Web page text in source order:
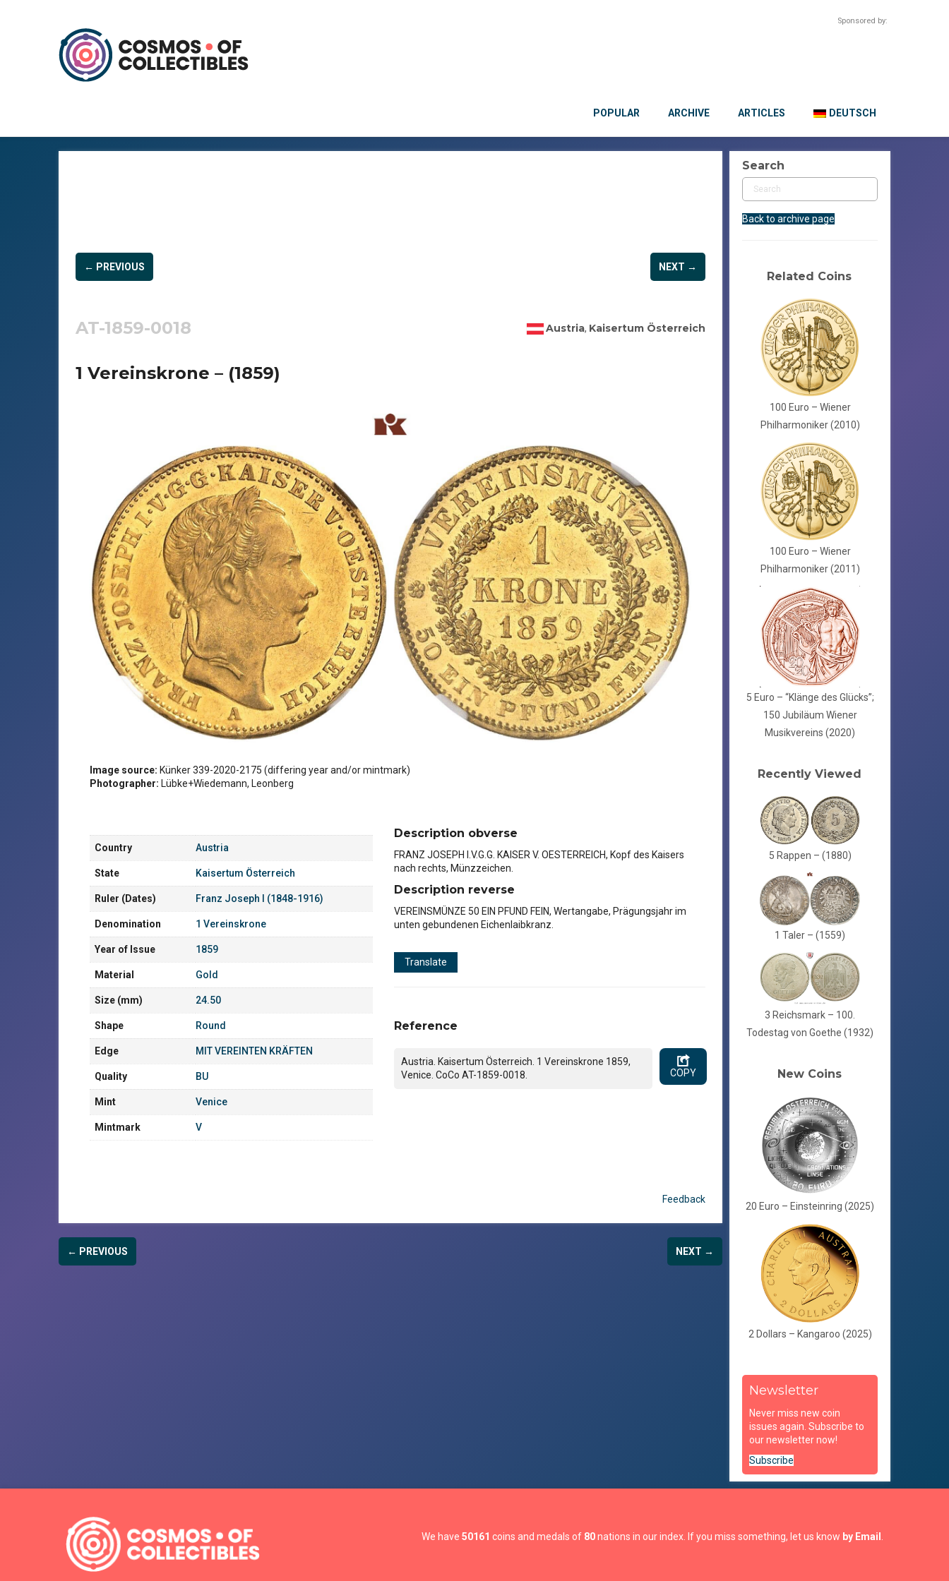
Sponsored by:
POPULAR ARCHIVE ARTICLES DEUTSCH
← PREVIOUS NEXT →
AT-1859-0018 Austria, Kaisertum Österreich
1 Vereinskrone – (1859)
Image source: Künker 339-2020-2175 (differing year and/or mintmark)
Photographer: Lübke+Wiedemann, Leonberg
Country Austria
State Kaisertum Österreich
Ruler (Dates) Franz Joseph I (1848-1916)
Denomination 1 Vereinskrone
Year of Issue 1859
Material Gold
Size (mm) 24.50
Shape Round
Edge MIT VEREINTEN KRÄFTEN
Quality BU
Mint Venice
Mintmark V
Description obverse
FRANZ JOSEPH I.V.G.G. KAISER V. OESTERREICH, Kopf des Kaisers
nach rechts, Münzzeichen.
Description reverse
VEREINSMÜNZE 50 EIN PFUND FEIN, Wertangabe, Prägungsjahr im
unten gebundenen Eichenlaibkranz.
Translate
Reference
Austria. Kaisertum Österreich. 1 Vereinskrone 1859,
Venice. CoCo AT-1859-0018.
COPY
Feedback
← PREVIOUS NEXT →
Search
Back to archive page
Related Coins
100 Euro – Wiener
Philharmoniker (2010)
100 Euro – Wiener
Philharmoniker (2011)
5 Euro – “Klänge des Glücks”;
150 Jubiläum Wiener
Musikvereins (2020)
Recently Viewed
5 Rappen – (1880)
1 Taler – (1559)
3 Reichsmark – 100.
Todestag von Goethe (1932)
New Coins
20 Euro – Einsteinring (2025)
2 Dollars – Kangaroo (2025)
Newsletter
Never miss new coin
issues again. Subscribe to
our newsletter now!
Subscribe
We have 50161 coins and medals of 80nations in our index. If you miss something, let us know by Email